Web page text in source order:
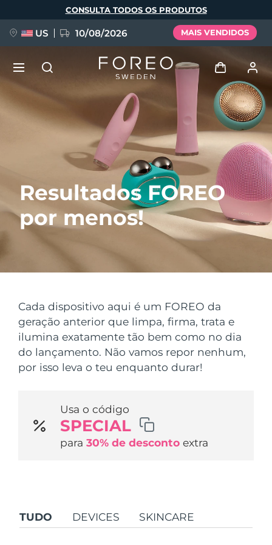
principal
Resultados FOREO
por menos!
Cada dispositivo aqui é um FOREO da
geração anterior que limpa, firma, trata e
ilumina exatamente tão bem como no dia
do lançamento. Não vamos repor nenhum,
por isso leva o teu enquanto durar!
Usa o código
SPECIAL
para30% de desconto extra
TUDO DEVICES SKINCARE
CONSULTA TODOS OS PRODUTOS
US 10/08/2026 MAIS VENDIDOS
Entrar
Perfil de usuário
Meus aparelhos
Meus pedidos
Meus endereços
As minhas subscrições
NOVIDADE
FAQ™ Pure Beauty-Tech Elixir
BREAKING NEWS
FAQ™ Dual LED Panel
POPULAR
Ofertas especiais Bestsellers
Idioma
Deutsch
Español
Français
Italiano
Português
Svenska
Русский
Türkçe
繁體中文
País de envio
Estados Unidos Entrega prevista 10/08/2026
Reino Unido Entrega prevista 09/08/2026
Espanha Entrega prevista
França Entrega prevista